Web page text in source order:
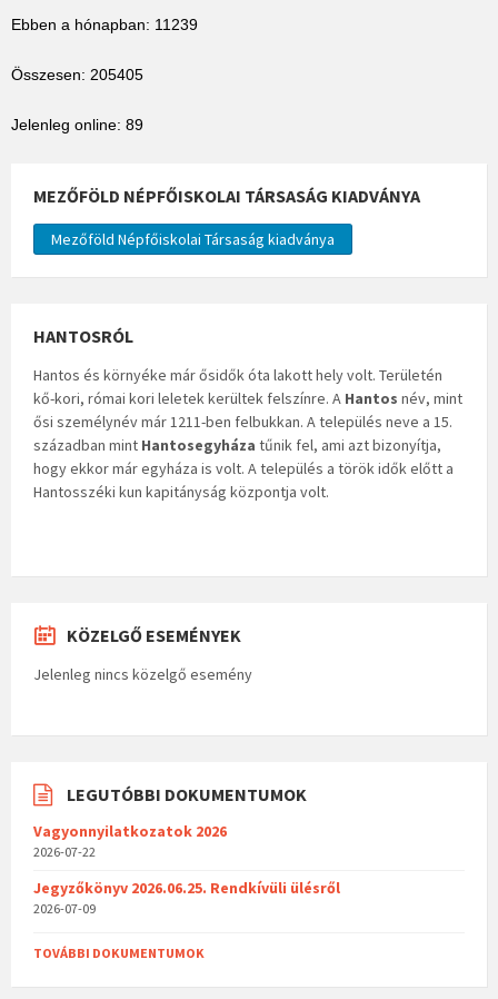
Ebben a hónapban: 11239
Összesen: 205405
Jelenleg online: 89
MEZŐFÖLD NÉPFŐISKOLAI TÁRSASÁG KIADVÁNYA
Mezőföld Népfőiskolai Társaság kiadványa
HANTOSRÓL
Hantos és környéke már ősidők óta lakott hely volt. Területén
kő-kori, római kori leletek kerültek felszínre. A Hantos név, mint
ősi személynév már 1211-ben felbukkan. A település neve a 15.
században mint Hantosegyháza tűnik fel, ami azt bizonyítja,
hogy ekkor már egyháza is volt. A település a török idők előtt a
Hantosszéki kun kapitányság központja volt.
KÖZELGŐ ESEMÉNYEK
Jelenleg nincs közelgő esemény
LEGUTÓBBI DOKUMENTUMOK
Vagyonnyilatkozatok 2026
2026-07-22
Jegyzőkönyv 2026.06.25. Rendkívüli ülésről
2026-07-09
TOVÁBBI DOKUMENTUMOK